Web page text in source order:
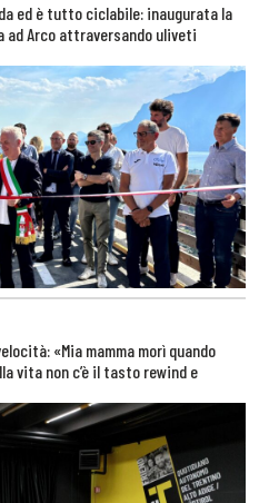
ed è tutto ciclabile: inaugurata la
ad Arco attraversando uliveti
«Mia mamma morì quando
vita non c’è il tasto rewind e